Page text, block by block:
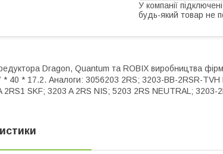
У компанії
будь-який товар не
Dragon, Quantum та ROBIX виробництва
* 40 * 17.2. Аналоги: 3056203 2RS; 3203-BB-2RSR-
2RS1 SKF; 3203 A 2RS NIS; 5203 2RS ​​NEUTRAL; 3203-